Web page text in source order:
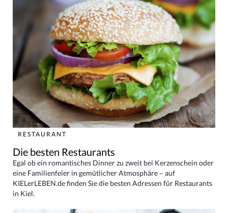
RESTAURANT
Die besten Restaurants
Egal ob ein romantisches Dinner zu zweit bei Kerzenschein oder
eine Familienfeier in gemütlicher Atmosphäre – auf
KIELerLEBEN.de finden Sie die besten Adressen für Restaurants
in Kiel.